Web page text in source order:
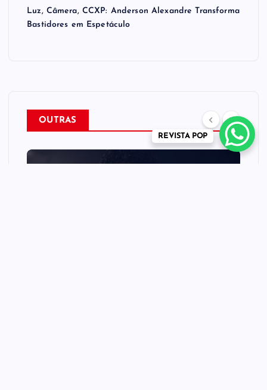
Luz, Câmera, CCXP: Anderson Alexandre Transforma
Bastidores em Espetáculo
OUTRAS
REVISTA POP